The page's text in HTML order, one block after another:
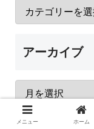
アーカイブ
メニュー ホーム